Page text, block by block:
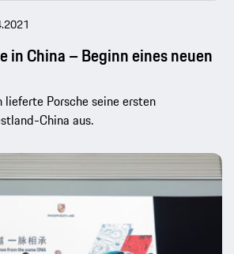
in China – Beginn eines neuen
lieferte Porsche seine ersten
China aus.